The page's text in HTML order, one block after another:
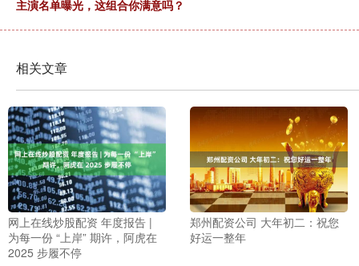
主演名单曝光，这组合你满意吗？
相关文章
网上在线炒股配资 年度报告 |
为每一份 “上岸” 期许，阿虎在
2025 步履不停
郑州配资公司 大年初二：祝您
好运一整年